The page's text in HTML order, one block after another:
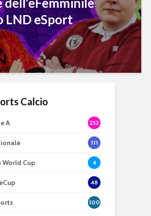
eSport
Calcio
A 252
111
World Cup 4
48
100